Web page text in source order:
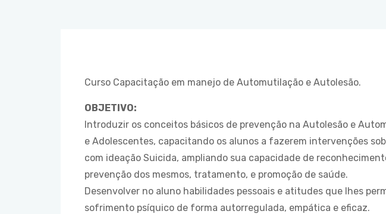
Curso Capacitação em manejo de Automutilação e Autolesão.
OBJETIVO:
Introduzir os conceitos básicos de prevenção na Autolesão e
e Adolescentes, capacitando os alunos a fazerem intervenções
com ideação Suicida, ampliando sua capacidade de
prevenção dos mesmos, tratamento, e promoção de saúde.
Desenvolver no aluno habilidades pessoais e atitudes que lhes
sofrimento psíquico de forma autorregulada, empática e eficaz.